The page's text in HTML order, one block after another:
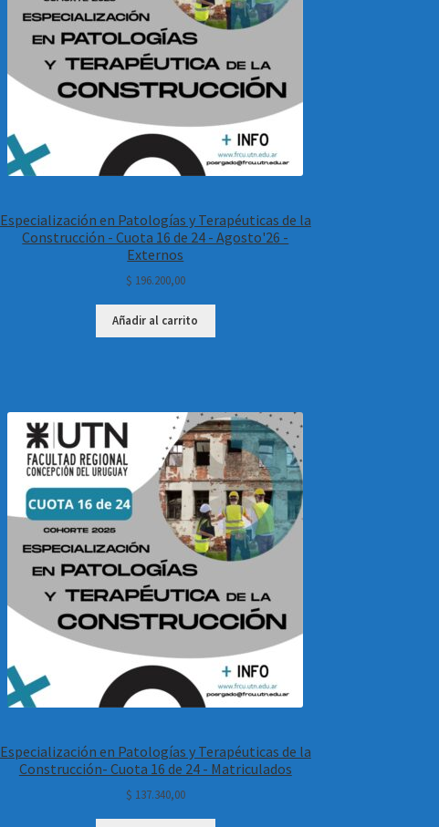
Especialización en Patologías y Terapéuticas de la
Construcción - Cuota 16 de 24 - Agosto'26 -
Externos
$ 196.200,00
Añadir al carrito
Especialización en Patologías y Terapéuticas de la
Construcción- Cuota 16 de 24 - Matriculados
$ 137.340,00